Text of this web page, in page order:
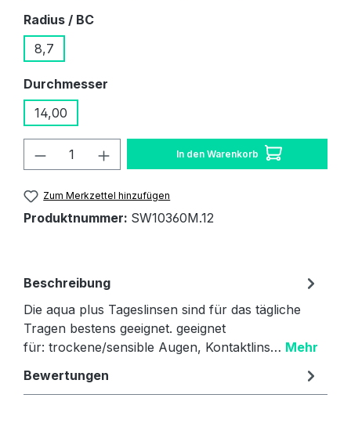
Radius / BCauswählen
8,7
Durchmesser
14,00
Produkt Anzahl: Gib den
In den Warenkorb
Zum Merkzettel hinzufügen
Produktnummer: SW10360M.12
Beschreibung
Die aqua plus Tageslinsen sind für das tägliche
Tragen bestens geeignet. geeignet
für: trockene/sensible Augen, Kontaktlins… Mehr
Bewertungen